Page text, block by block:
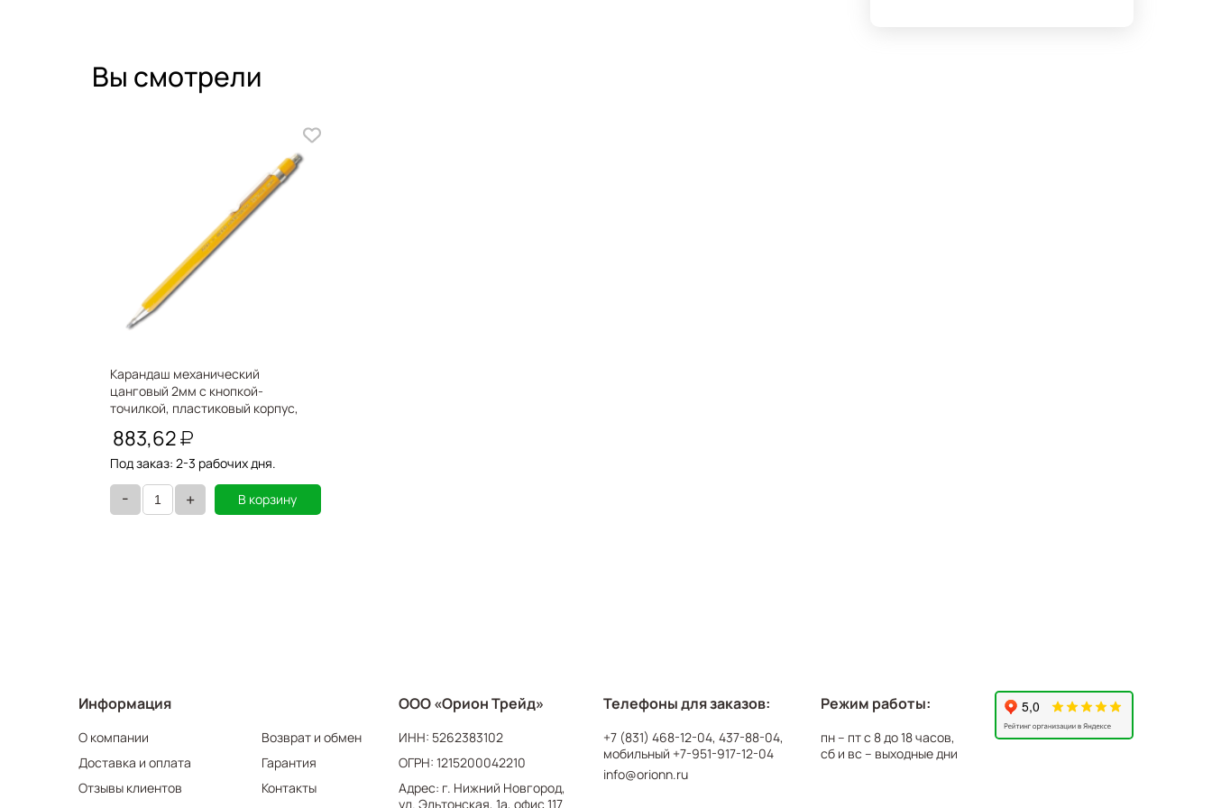
Вы смотрели
Карандаш механический
цанговый 2мм с кнопкой-
точилкой, пластиковый корпус,
883,62
Под заказ: 2-3 рабочих дня.
- + В корзину
Информация
О компании
Доставка и оплата
Отзывы клиентов
Возврат и обмен
Гарантия
Контакты
ООО «Орион Трейд»
ИНН: 5262383102
ОГРН: 1215200042210
Адрес: г. Нижний Новгород,
ул. Эльтонская, 1а, офис 117
Телефоны для заказов:
+7 (831) 468-12-04, 437-88-04,
мобильный +7-951-917-12-04
info@orionn.ru
Режим работы:
пн – пт с 8 до 18 часов,
сб и вс – выходные дни